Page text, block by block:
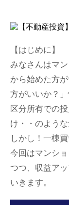
【はじめに】
みなさんはマ
から始めた方
方がいいか？
区分所有での
け・・のような
しかし！一棟
今回はマンシ
つつ、収益ア
いきます。